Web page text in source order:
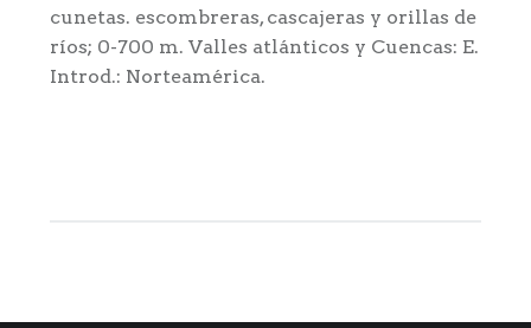
cunetas. escombreras, cascajeras y orillas de
ríos; 0-700 m. Valles atlánticos y Cuencas: E.
Introd.: Norteamérica.